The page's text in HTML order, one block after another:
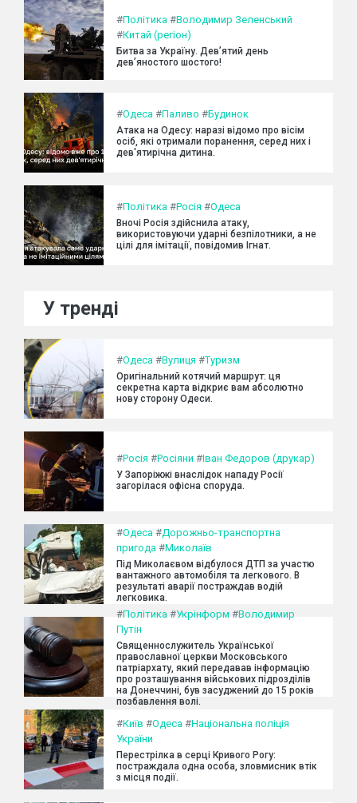
#Політика #Володимир Зеленський
#Китай (регіон)
Битва за Україну. Дев’ятий день
дев’яностого шостого!
#Одеса #Паливо #Будинок
Атака на Одесу: наразі відомо про вісім
осіб, які отримали поранення, серед них і
дев'ятирічна дитина.
#Політика #Росія #Одеса
Вночі Росія здійснила атаку,
використовуючи ударні безпілотники, а не
цілі для імітації, повідомив Ігнат.
У тренді
#Одеса #Вулиця #Туризм
Оригінальний котячий маршрут: ця
секретна карта відкриє вам абсолютно
нову сторону Одеси.
#Росія #Росіяни #Іван Федоров (друкар)
У Запоріжжі внаслідок нападу Росії
загорілася офісна споруда.
#Одеса #Дорожньо-транспортна
пригода #Миколаїв
Під Миколаєвом відбулося ДТП за участю
вантажного автомобіля та легкового. В
результаті аварії постраждав водій
легковика.
#Політика #Укрінформ #Володимир
Путін
Священнослужитель Української
православної церкви Московського
патріархату, який передавав інформацію
про розташування військових підрозділів
на Донеччині, був засуджений до 15 років
позбавлення волі.
#Київ #Одеса #Національна поліція
України
Перестрілка в серці Кривого Рогу:
постраждала одна особа, зловмисник втік
з місця події.